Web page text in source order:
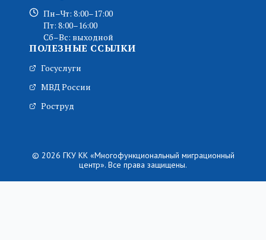
Пн–Чт: 8:00–17:00
Пт: 8:00–16:00
Сб–Вс: выходной
ПОЛЕЗНЫЕ ССЫЛКИ
Госуслуги
МВД России
Роструд
© 2026 ГКУ КК «Многофункциональный миграционный
центр». Все права защищены.